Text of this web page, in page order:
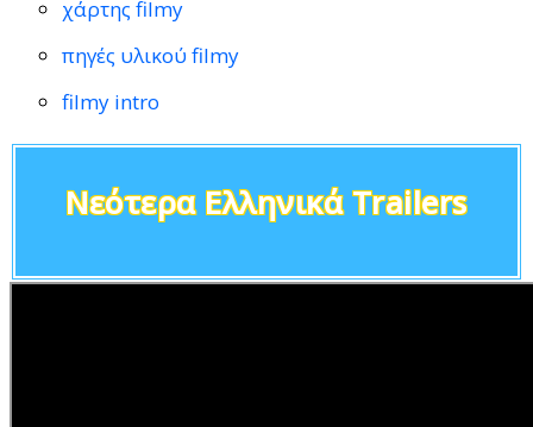
χάρτης filmy
πηγές υλικού filmy
filmy intro
Νεότερα Ελληνικά Trailers